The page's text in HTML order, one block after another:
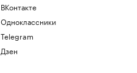
ВКонтакте
Одноклассники
Telegram
Дзен